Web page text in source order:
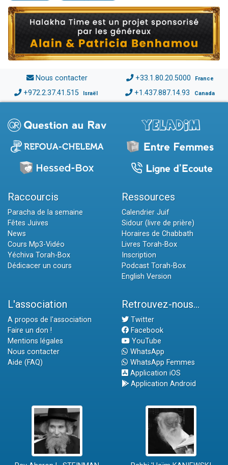
Nous contacter +33.1.80.20.5000 France
+972.2.37.41.515 Israël +1.437.887.14.93 Canada
Raccourcis
Paracha de la semaine
Fêtes Juives
News
Cours Mp3-Vidéo
Yéchiva Torah-Box
Dédicacer un cours
Ressources
Calendrier Juif
Sidour (livre de prière)
Horaires de Chabbath
Livres Torah-Box
Inscription
Podcast Torah-Box
English Version
L'association
A propos de l'association
Faire un don !
Mentions légales
Nous contacter
Aide (FAQ)
Retrouvez-nous...
Twitter
Facebook
YouTube
WhatsApp
WhatsApp Femmes
Application iOS
Application Android